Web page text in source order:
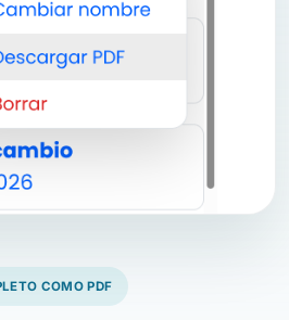
COMO PDF